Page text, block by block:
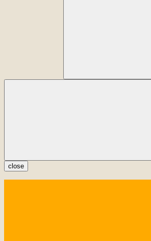
close